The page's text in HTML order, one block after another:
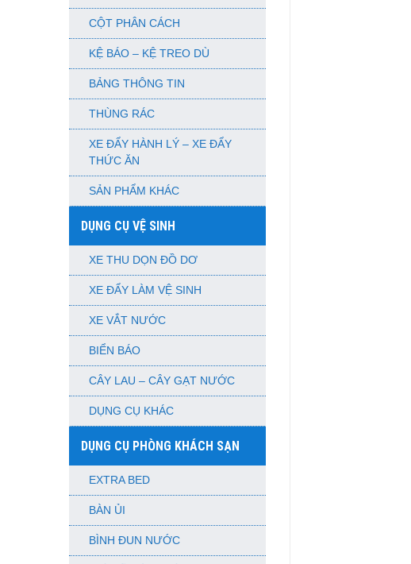
CỘT PHÂN CÁCH
KỆ BÁO – KỆ TREO DÙ
BẢNG THÔNG TIN
THÙNG RÁC
XE ĐẨY HÀNH LÝ – XE ĐẨY
THỨC ĂN
SẢN PHẨM KHÁC
DỤNG CỤ VỆ SINH
XE THU DỌN ĐỒ DƠ
XE ĐẨY LÀM VỆ SINH
XE VẮT NƯỚC
BIỂN BÁO
CÂY LAU – CÂY GẠT NƯỚC
DỤNG CỤ KHÁC
DỤNG CỤ PHÒNG KHÁCH SẠN
EXTRA BED
BÀN ỦI
BÌNH ĐUN NƯỚC